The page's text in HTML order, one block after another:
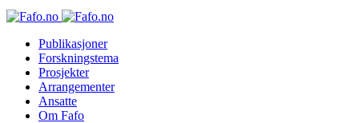
Publikasjoner
Forskningstema
Prosjekter
Arrangementer
Ansatte
Om Fafo